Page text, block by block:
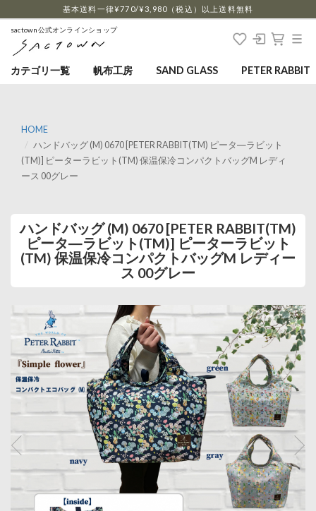
基本送料一律¥770/¥3,980（税込）以上送料無料
sactown公式オンラインショップ
カテゴリ一覧 帆布工房 SAND GLASS PETER RABBIT
HOME
ハンドバッグ (M) 0670 [PETER RABBIT(TM) ピータ―ラビット
(TM)] ピーターラビット(TM) 保温保冷コンパクトバッグM レディ
ース 00グレー
ハンドバッグ (M) 0670 [PETER RABBIT(TM)
ピータ―ラビット(TM)] ピーターラビット
(TM) 保温保冷コンパクトバッグM レディー
ス 00グレー